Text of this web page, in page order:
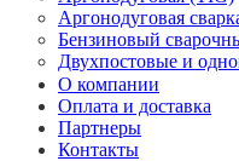
Аргонодуговая
Бензиновый
Двухпостовые и
О компании
Оплата и доставка
Партнеры
Контакты